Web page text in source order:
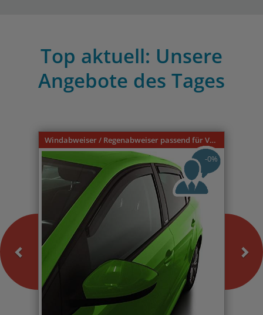
Top aktuell: Unsere
Angebote des Tages
Windabweiser / Regenabweiser passend für VW Caddy 9U 3-türer 1996-2004
-0%